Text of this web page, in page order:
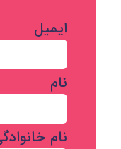
ایمیل
نام
نام